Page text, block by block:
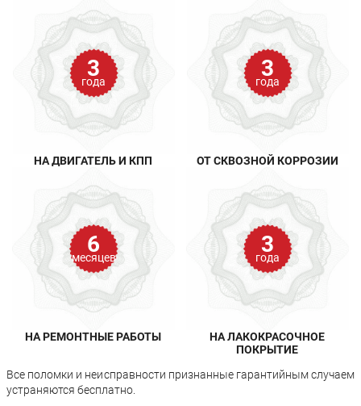
3
года
НА ДВИГАТЕЛЬ И КПП
3
года
ОТ СКВОЗНОЙ КОРРОЗИИ
6
месяцев
НА РЕМОНТНЫЕ РАБОТЫ
3
года
НА ЛАКОКРАСОЧНОЕ
ПОКРЫТИЕ
Все поломки и неисправности признанные гарантийным случаем
устраняются бесплатно.